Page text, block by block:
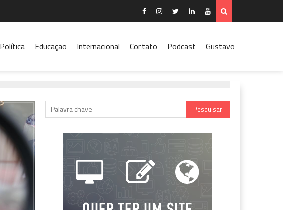
Política Educação Internacional Contato Podcast Gustavo